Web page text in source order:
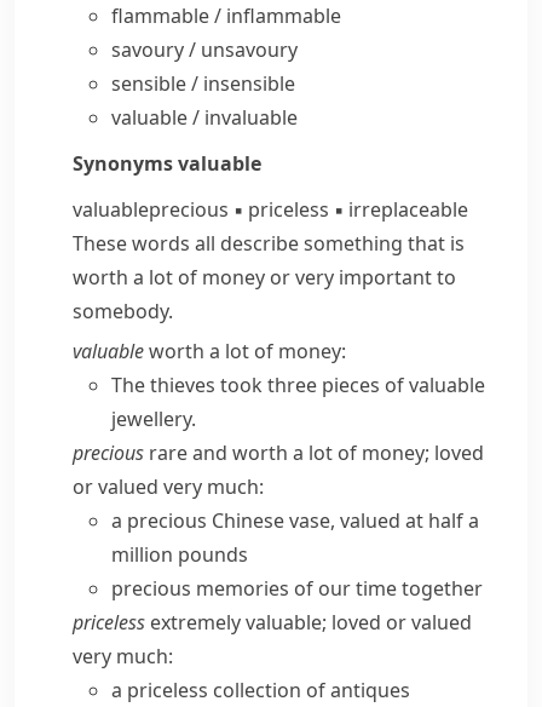
flammable/ inflammable
savoury/ unsavoury
sensible/ insensible
valuable/ invaluable
Synonymsvaluable
valuableprecious ▪ priceless ▪ irreplaceable
These words all describe something that is
worth a lot of money or very important to
somebody.
valuableworth a lot of money:
The thieves took three pieces of valuable
jewellery.
precious rare and worth a lot of money; loved
or valued very much:
a precious Chinese vase, valued at half a
million pounds
precious memories of our time together
priceless extremely valuable; loved or valued
very much:
a priceless collection of antiques